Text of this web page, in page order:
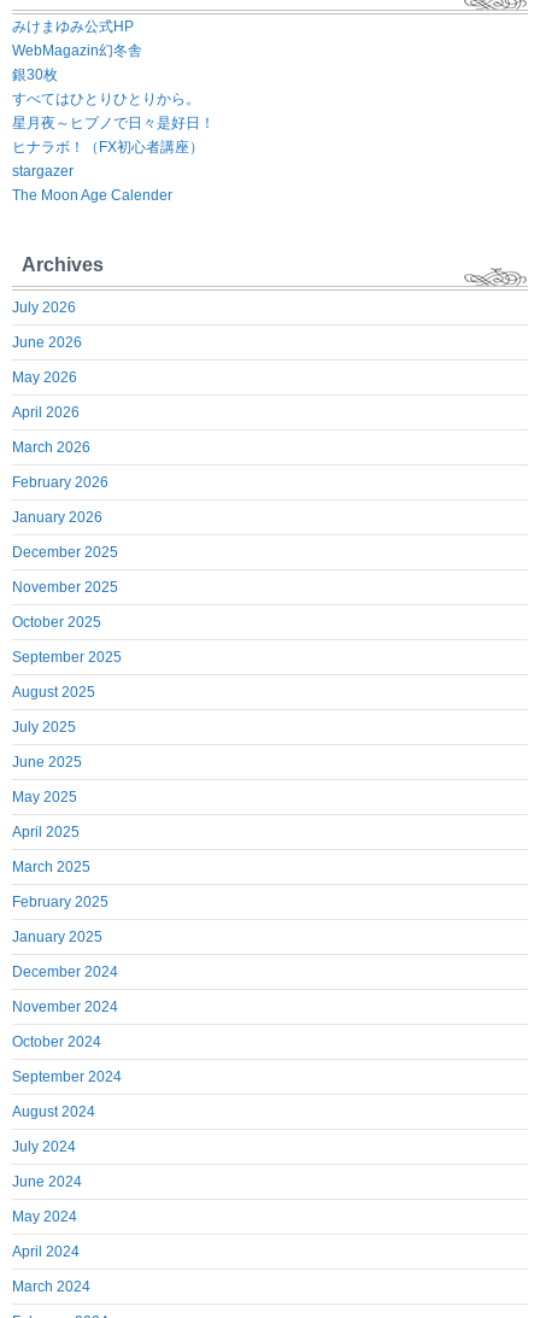
みけまゆみ公式HP
WebMagazin幻冬舎
銀30枚
すべてはひとりひとりから。
星月夜～ヒプノで日々是好日！
ヒナラボ！（FX初心者講座）
stargazer
The Moon Age Calender
Archives
July 2026
June 2026
May 2026
April 2026
March 2026
February 2026
January 2026
December 2025
November 2025
October 2025
September 2025
August 2025
July 2025
June 2025
May 2025
April 2025
March 2025
February 2025
January 2025
December 2024
November 2024
October 2024
September 2024
August 2024
July 2024
June 2024
May 2024
April 2024
March 2024